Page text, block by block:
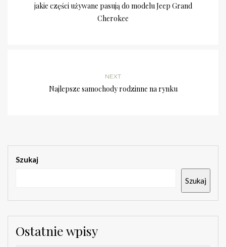
jakie części używane pasują do modelu Jeep Grand
Cherokee
NEXT
Najlepsze samochody rodzinne na rynku
Szukaj
Szukaj
Ostatnie wpisy